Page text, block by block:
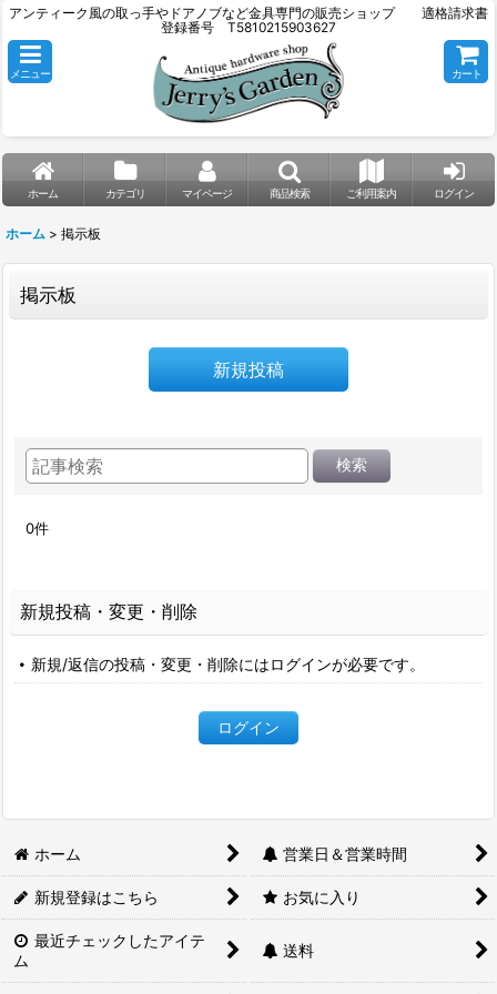
アンティーク風の取っ手やドアノブなど金具専門の販売ショップ 適格請求書
登録番号 T5810215903627
メニュー カート
ホーム カテゴリ マイページ 商品検索 ご利用案内 ログイン
ホーム > 掲示板
掲示板
新規投稿
検索
0件
新規投稿・変更・削除
新規/返信の投稿・変更・削除にはログインが必要です。
ログイン
ホーム 営業日＆営業時間
新規登録はこちら お気に入り
最近チェックしたアイテ
ム
送料